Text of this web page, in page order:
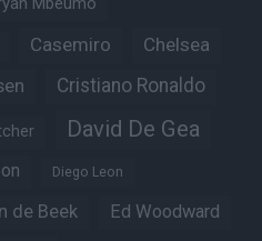
Casemiro Chelsea
Cristiano Ronaldo
David De Gea
Diego Leon
de Beek Ed Woodward